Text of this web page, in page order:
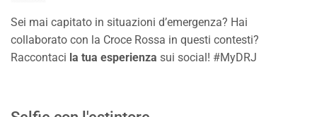
Sei mai capitato in situazioni d’emergenza? Hai
collaborato con la Croce Rossa in questi contesti?
Raccontaci la tua esperienza sui social! #MyDRJ